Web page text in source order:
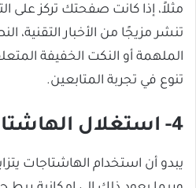
مثلاً، إذا كانت صفحتك تركز على
تنشر مزيجًا من الأخبار التقنية،
الملهمة أو النكت الخفيفة
تنوع في تجربة المتابعين.
4- استغلال الهاشتاغات الكبيرة (#)
يبدو أن استخدام الهاشتاجات